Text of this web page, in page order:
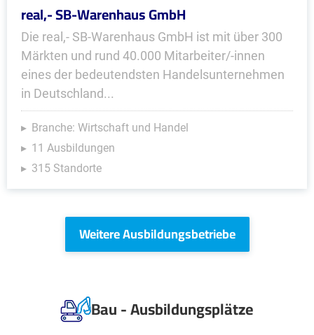
real,- SB-Warenhaus GmbH
Die real,- SB-Warenhaus GmbH ist mit über 300
Märkten und rund 40.000 Mitarbeiter/-innen
eines der bedeutendsten Handelsunternehmen
in Deutschland...
Branche: Wirtschaft und Handel
11 Ausbildungen
315 Standorte
Weitere Ausbildungsbetriebe
Bau - Ausbildungsplätze